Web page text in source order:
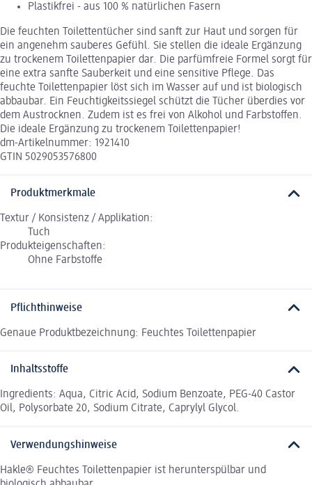
Plastikfrei - aus 100 % natürlichen Fasern
Die feuchten Toilettentücher sind sanft zur Haut und sorgen für
ein angenehm sauberes Gefühl. Sie stellen die ideale Ergänzung
zu trockenem Toilettenpapier dar. Die parfümfreie Formel sorgt für
eine extra sanfte Sauberkeit und eine sensitive Pflege. Das
feuchte Toilettenpapier löst sich im Wasser auf und ist biologisch
abbaubar. Ein Feuchtigkeitssiegel schützt die Tücher überdies vor
dem Austrocknen. Zudem ist es frei von Alkohol und Farbstoffen.
Die ideale Ergänzung zu trockenem Toilettenpapier!
dm-Artikelnummer: 1921410
GTIN 5029053576800
Produktmerkmale
Textur / Konsistenz / Applikation:
Tuch
Produkteigenschaften:
Ohne Farbstoffe
Pflichthinweise
Genaue Produktbezeichnung: Feuchtes Toilettenpapier
Inhaltsstoffe
Ingredients: Aqua, Citric Acid, Sodium Benzoate, PEG-40 Castor
Oil, Polysorbate 20, Sodium Citrate, Caprylyl Glycol.
Verwendungshinweise
Hakle® Feuchtes Toilettenpapier ist herunterspülbar und